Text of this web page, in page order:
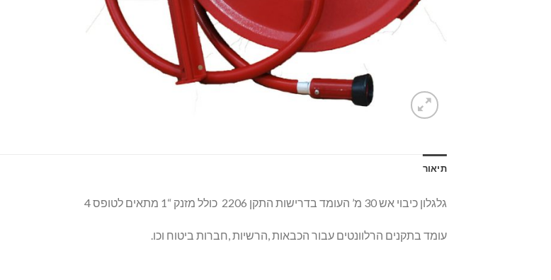
תיאור
גלגלון כיבוי אש 30 מ’ העומד בדרישות התקן 2206 כולל מזנק “1 מתאים לטופס 4
עומד בתקנים הרלוונטים עבור הכבאות ,הרשיות ,חברות ביטוח וכו.